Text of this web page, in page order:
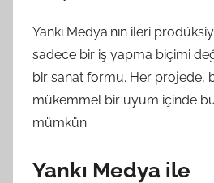
Yankı Medya'nın ileri
sadece bir iş yapma biçimi
bir sanat formu. Her projede,
mükemmel bir uyum içinde
mümkün.
Yankı Medya ile